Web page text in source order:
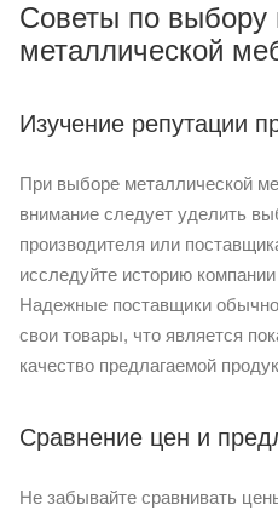
Советы по выбору
металлической
Изучение репутации
При выборе металлической
внимание следует уделить
производителя или
исследуйте историю
Надежные поставщики
свои товары, что является
качество предлагаемой
Сравнение цен и
Не забывайте сравнивать